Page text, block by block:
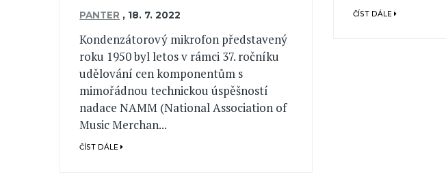
PANTER , 18. 7. 2022
Kondenzátorový mikrofon představený
roku 1950 byl letos v rámci 37. ročníku
udělování cen komponentům s
mimořádnou technickou úspěšností
nadace NAMM (National Association of
Music Merchan...
ČÍST DÁLE
ČÍST DÁLE